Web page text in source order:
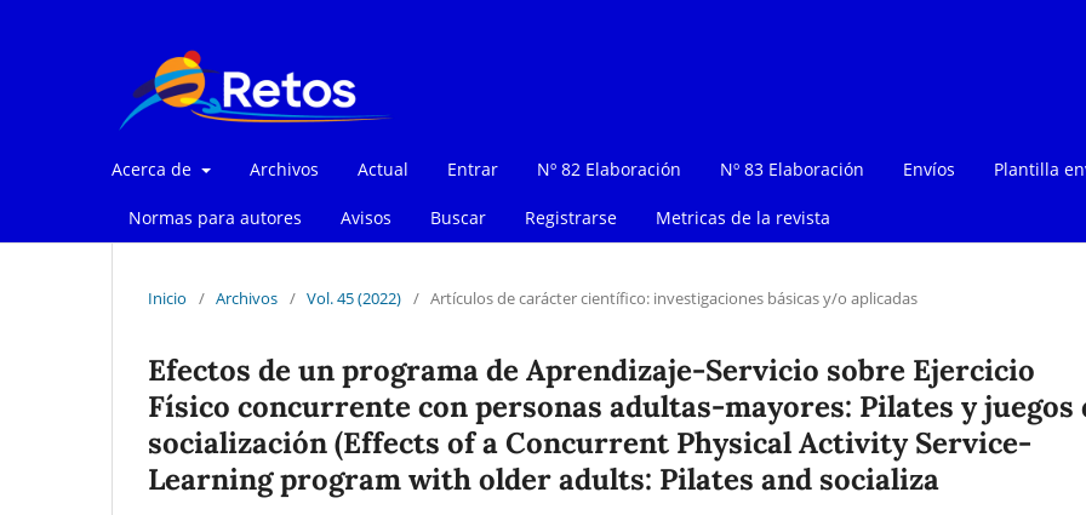
Acerca de Archivos Actual Entrar Nº 82 Elaboración Nº 83 Elaboración Envíos Plantilla
Normas para autores Avisos Buscar Registrarse Metricas de la revista
Inicio / Archivos / Vol. 45 (2022) / Artículos de carácter científico: investigaciones básicas y/o aplicadas
Efectos de un programa de Aprendizaje-Servicio sobre Ejercicio
Físico concurrente con personas adultas-mayores: Pilates y juegos
socialización (Effects of a Concurrent Physical Activity Service-
Learning program with older adults: Pilates and socializa